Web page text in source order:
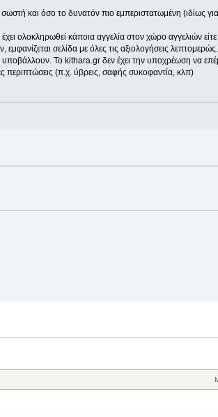
και όσο το δυνατόν πιο εμπεριστατωμένη (ιδίως για
ολοκληρωθεί κάποια αγγελία στον χώρο αγγελιών
σελίδα με όλες τις αξιολογήσεις λεπτομερώς.
Το kithara.gr δεν έχει την υποχρέωση να
περιπτώσεις (π.χ. ύβρεις, σαφής συκοφαντία, κλπ)